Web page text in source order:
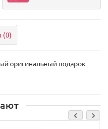
(0)
оригинальный подарок